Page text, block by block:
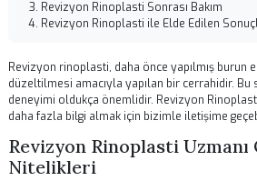
Bu içerik bilgilendirme amaçlıdır. Tedavi
danışınız.
İçindekiler
Revizyon Rinoplasti Uzmanı
Revizyon Rinoplasti Süreci
Revizyon Rinoplasti Sonrası Bakım
Revizyon Rinoplasti ile Elde Edilen